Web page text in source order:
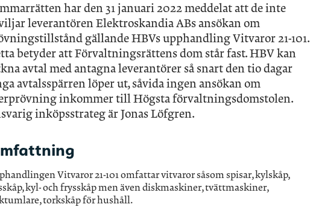
har den 31 januari 2022 meddelat att de inte
leverantören Elektroskandia ABs ansökan om
gällande HBVs upphandling Vitvaror 21-101.
betyder att Förvaltningsrättens dom står fast. HBV kan
avtal med antagna leverantörer så snart den tio dagar
avtalsspärren löper ut, såvida ingen ansökan om
inkommer till Högsta förvaltningsdomstolen.
inköpsstrateg är Jonas Löfgren.
Vitvaror 21-101 omfattar vitvaror såsom spisar, kylskåp,
kyl- och frysskåp men även diskmaskiner, tvättmaskiner,
torkskåp för hushåll.